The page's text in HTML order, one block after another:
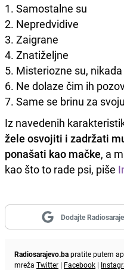
1. Samostalne su
2. Nepredvidive
3. Zaigrane
4. Znatiželjne
5. Misteriozne su,
6. Ne dolaze čim ih
7. Same se brinu za
Iz navedenih
žele osvojiti i zadržati
ponašati kao mačke, a
kao što to rade psi, piše
Dodajte
Radiosarajevo.bapratite putem
mreža Twitter | Facebook |